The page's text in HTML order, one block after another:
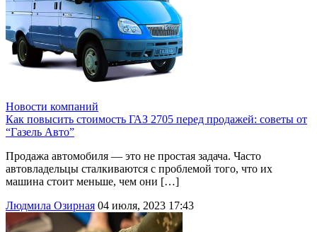
Новости компаний
Как повысить стоимость ГАЗ 2705 перед продажей: советы от
“Газель Авто”
Продажа автомобиля — это не простая задача. Часто
автовладельцы сталкиваются с проблемой того, что их
машина стоит меньше, чем они […]
Людмила Озирная 04 июля, 2023 17:43